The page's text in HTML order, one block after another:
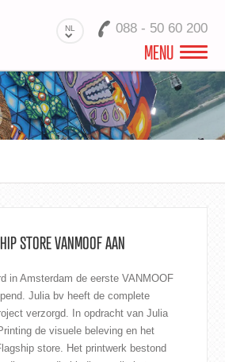
NL 088 - 50 60 200
MENU
STORE VANMOOF AAN
in Amsterdam de eerste VANMOOF
Julia bv heeft de complete
verzorgd. In opdracht van Julia
de visuele beleving en het
store. Het printwerk bestond